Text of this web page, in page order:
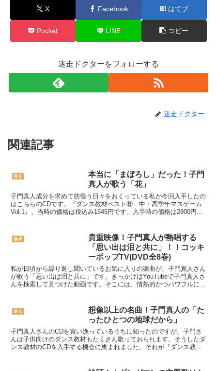
X Facebook はてブ
Pocket LINE コピー
迷走ドクターをフォローする
迷走ドクター
関連記事
趣味
本当に「まぼろし」だった！子門
真人が歌う「花」
子門真人成分を求めて彷徨う日々をおくっている私が今回入手したの
はこちらのCDです。『ダンス教材ベスト⑥ 中・高学年マスゲーム
Vol.1』。当時の価格は税込み1545円です。入手時の価格は2800円と
趣味
貴重映像！子門真人が熱唱する
「思い出は泪と共に」！！コッキ
ーポップTV(DVD全8巻)
私が日頃から繰り返し聞いているお気に入りの楽曲が、子門真人さん
が歌う「思い出は泪と共に」です。きっかけはYouTubeで子門真人さ
んを検索して見つけた動画です。そこには、情熱的かつパワフルに歌
趣味
想像以上の名曲！子門真人の「た
ったひとつの地球だから」
子門真人さんのCDを買い漁っているうちに知ったのですが、子門さ
んは子供向けのダンス教材もたくさん歌っておられます。そうしたダ
ンス教材のCDを入手する機会に恵まれました。それが『ダンス教